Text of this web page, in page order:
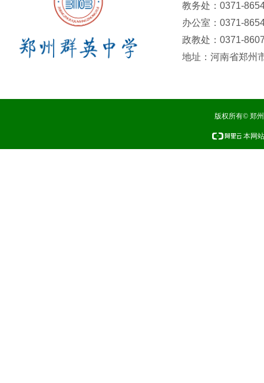
教务处：0371-
办公室：0371-
政教处：0371-
地址：河南省郑州
版权所有© 郑
本网